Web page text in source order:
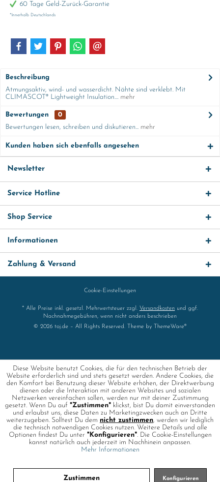
60 Tage Geld-Zurück-Garantie
*Innerhalb Deutschlands
Beschreibung
Atmungsaktiv, wind- und wasserdicht. Nähte sind verklebt. Mit
CLIMASCOT® Lightweight Insulation.... mehr
Bewertungen
0
Bewertungen lesen, schreiben und diskutieren... mehr
Kunden haben sich ebenfalls angesehen
Newsletter
Service Hotline
Shop Service
Informationen
Zahlung & Versand
Cookie-Einstellungen
* Alle Preise inkl. gesetzl. Mehrwertsteuer zzgl. Versandkosten und ggf.
Nachnahmegebühren, wenn nicht anders beschrieben
© 2026 toj.de – All Rights Reserved. Theme by
ThemeWare®
Diese Website benutzt Cookies, die für den technischen Betrieb der
Website erforderlich sind und stets gesetzt werden. Andere Cookies, die
den Komfort bei Benutzung dieser Website erhöhen, der Direktwerbung
dienen oder die Interaktion mit anderen Websites und sozialen
Netzwerken vereinfachen sollen, werden nur mit deiner Zustimmung
gesetzt. Wenn Du auf "Zustimmen" klickst, bist Du damit einverstanden
und erlaubst uns, diese Daten zu Marketingzwecken auch an Dritte
weiterzugeben. Solltest Du dem nicht zustimmen, werden wir lediglich
die technisch notwendigen Cookies nutzen. Weitere Details und alle
Optionen findest Du unter "Konfigurieren". Die Cookie-Einstellungen
kannst natürlich auch jederzeit im Nachhinein anpassen.
Mehr Informationen
Zustimmen Konfigurieren